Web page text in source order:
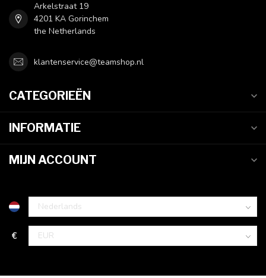
Arkelstraat 19
4201 KA Gorinchem
the Netherlands
klantenservice@teamshop.nl
CATEGORIEËN
INFORMATIE
MIJN ACCOUNT
€